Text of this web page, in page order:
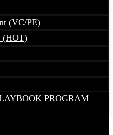
(VC/PE)
(HOT)
PROGRAM